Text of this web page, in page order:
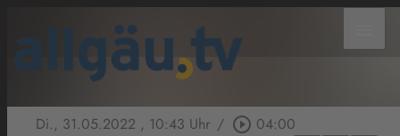
Di., 31.05.2022 , 10:43 Uhr / play_circle_outline 04:00